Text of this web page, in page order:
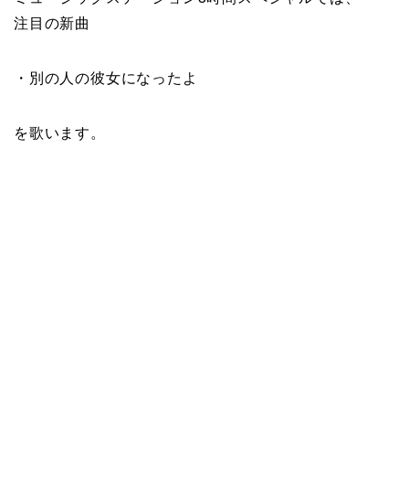
注目の新曲
・別の人の彼女になったよ
を歌います。